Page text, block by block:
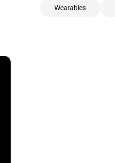
Wearables